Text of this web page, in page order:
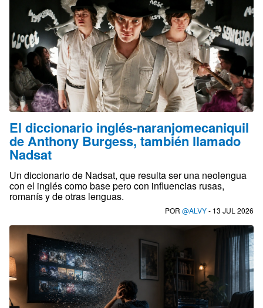
El diccionario inglés-naranjomecaniquil
de Anthony Burgess, también llamado
Nadsat
Un diccionario de Nadsat, que resulta ser una neolengua
con el inglés como base pero con influencias rusas,
romanís y de otras lenguas.
POR @ALVY- 13 JUL 2026